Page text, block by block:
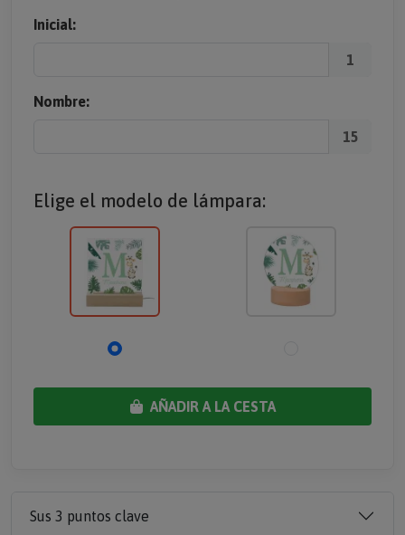
Inicial:
1
Nombre:
15
Elige el modelo de lámpara:
AÑADIR A LA CESTA
Sus 3 puntos clave